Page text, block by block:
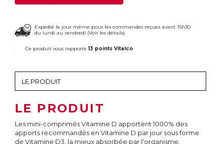
Expédié le jour même pour les commandes reçues avant 15h30
du lundi au vendredi (Voir les détails).
Ce produit vous rapporte13 points Vitalco
LE PRODUIT
Les mini-comprimés Vitamine D apportent 1000% des
apports recommandés en Vitamine D par jour sous forme
de Vitamine D3, la mieux absorbée par l’organisme.